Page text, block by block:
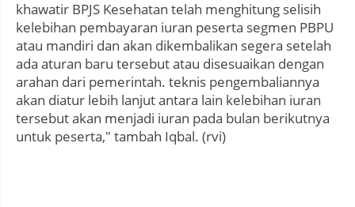
khawatir BPJS Kesehatan telah menghitung selisih
kelebihan pembayaran iuran peserta segmen PBPU
atau mandiri dan akan dikembalikan segera setelah
ada aturan baru tersebut atau disesuaikan dengan
arahan dari pemerintah. teknis pengembaliannya
akan diatur lebih lanjut antara lain kelebihan iuran
tersebut akan menjadi iuran pada bulan berikutnya
untuk peserta," tambah Iqbal. (rvi)